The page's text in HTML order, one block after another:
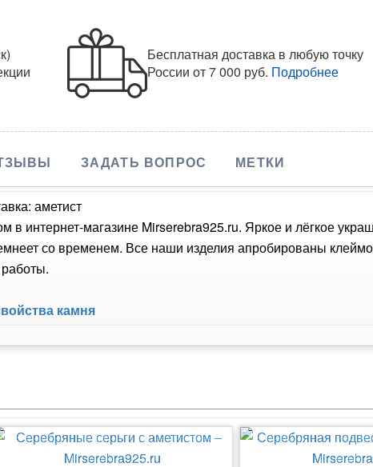
Бесплатная доставка в любую точку
Россииот 7 000 руб. Подробнее
ЗАДАТЬ ВОПРОС МЕТКИ
аметист
в интернет-магазине Mirserebra925.ru. Яркое и лёгкое
со временем. Все наши изделия апробированы
камня